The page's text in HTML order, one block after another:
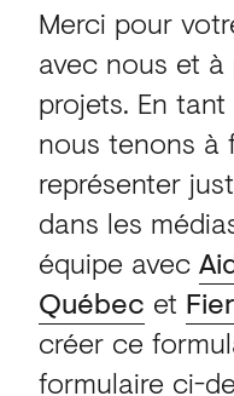
Merci pour
avec nous et
projets. En
nous tenons à
représenter
dans les
équipe avec
Québec et
créer ce
formulaire ci-